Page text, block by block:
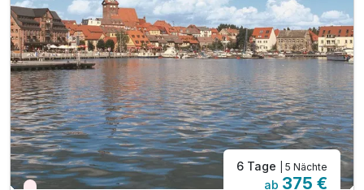
1 x Silvesterwanderung
1 x Bierkulinarium
1 x Neujahrskegeln
1 x Stadtspaziergang
1 x Fl. Sekt & Obstkorb für die Zeit zu Zweit
inkl. Nutzung W-Lan & Parkplatz
6 Tage | 5 Nächte
ab 375 €